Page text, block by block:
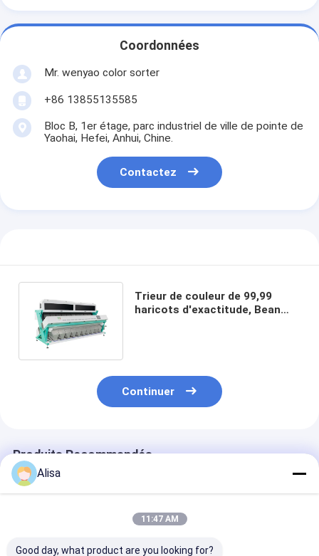
Coordonnées
Mr. wenyao color sorter
+86 13855135585
Bloc B, 1er étage, parc industriel de ville de pointe de
Yaohai, Hefei, Anhui, Chine.
Contactez
Trieur de couleur de 99,99
haricots d'exactitude, Bean
Continuer
Produits Recommandés
Alisa
11:47 AM
Good day, what product are you looking for?